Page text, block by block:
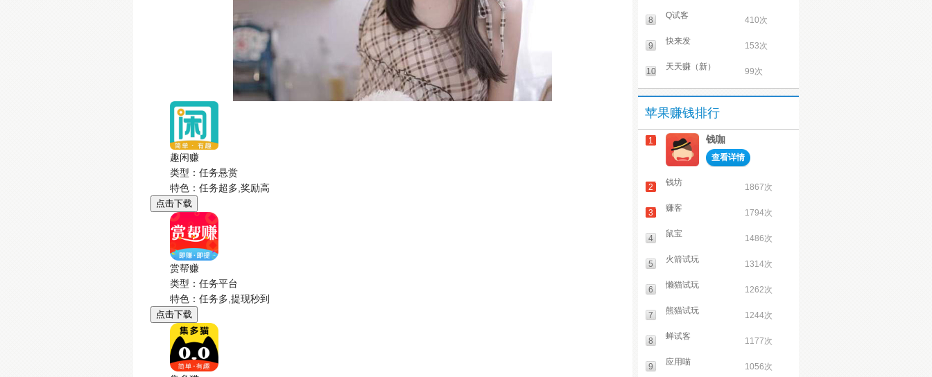
趣闲赚
类型：任务悬赏
特色：任务超多,奖励高
点击下载
赏帮赚
类型：任务平台
特色：任务多,提现秒到
点击下载
8 Q试客 410次
9 快来发 153次
10 天天赚（新） 99次
苹果赚钱排行
1 钱咖
查看详情
2 钱坊 1867次
3 赚客 1794次
4 鼠宝 1486次
5 火箭试玩 1314次
6 懒猫试玩 1262次
7 熊猫试玩 1244次
8 蝉试客 1177次
9 应用喵 1056次